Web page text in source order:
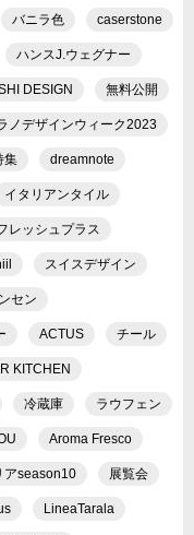
バニラ色 caserstone
ハンスJ.ウェグナー
DESIGN 無料公開
ノデザインウィーク2023
集 dreamnote
イタリアンタイル
レッシュプラス
スイスデザイン
セン
ACTUS チール
KITCHEN
冷蔵庫 ラウフェン
Aroma Fresco
アseason10 展覧会
LineaTarala